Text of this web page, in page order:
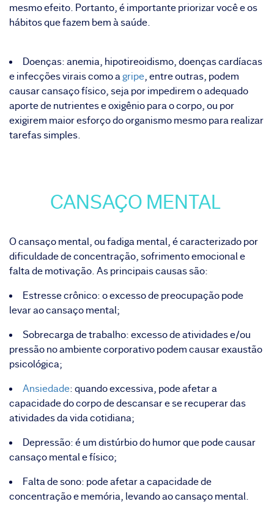
mesmo efeito. Portanto, é importante priorizar você e os
hábitos que fazem bem à saúde.
Doenças: anemia, hipotireoidismo, doenças cardíacas
e infecções virais como agripe, entre outras, podem
causar cansaço físico, seja por impedirem o adequado
aporte de nutrientes e oxigênio para o corpo, ou por
exigirem maior esforço do organismo mesmo para realizar
tarefas simples.
CANSAÇO MENTAL
O cansaço mental, ou fadiga mental, é caracterizado por
dificuldade de concentração, sofrimento emocional e
falta de motivação. As principais causas são:
Estresse crônico: o excesso de preocupação pode
levar ao cansaço mental;
Sobrecarga de trabalho: excesso de atividades e/ou
pressão no ambiente corporativo podem causar exaustão
psicológica;
Ansiedade: quando excessiva, pode afetar a
capacidade do corpo de descansar e se recuperar das
atividades da vida cotidiana;
Depressão: é um distúrbio do humor que pode causar
cansaço mental e físico;
Falta de sono: pode afetar a capacidade de
concentração e memória, levando ao cansaço mental.